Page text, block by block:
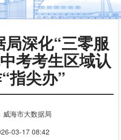
深化“三零服
考考生区域认
指尖办”
威海市大数据局
03-17 08:42